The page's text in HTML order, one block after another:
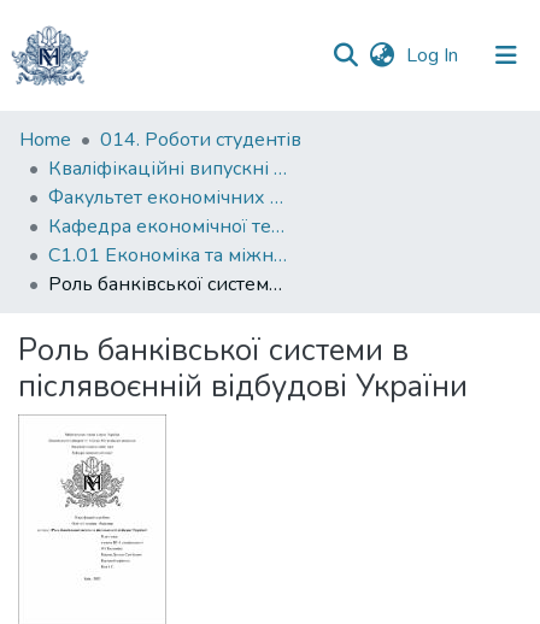
Log In (current)
Communities
&
Collections
All of DSpace
Home
014. Роботи студентів
Кваліфікаційні випускні роботи здобувачів вищої освіти бакалаврських програм
Факультет економічних наук
Кафедра економічної теорії
С1.01 Економіка та міжнародні економічні відносини (економіка)
Роль банківської системи в післявоєнній відбудові України
Роль банківської системи в
післявоєнній відбудові України